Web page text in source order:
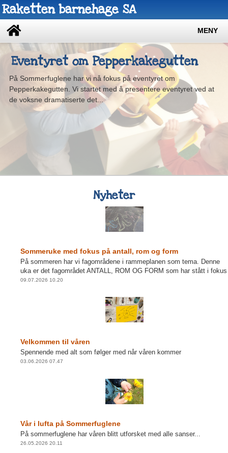
Raketten barnehage SA
MENY
Eventyret om Pepperkakegutten
På Sommerfuglene har vi nå fokus på eventyret om
Pepperkakegutten. Vi startet med å presentere eventyret ved at
de voksne dramatiserte det...
Nyheter
Sommeruke med fokus på antall, rom og form
På sommeren har vi fagområdene i rammeplanen som tema. Denne
uka er det fagområdet ANTALL, ROM OG FORM som har stått i fokus
09.07.2026 10.20
Velkommen til våren
Spennende med alt som følger med når våren kommer
03.06.2026 07.47
Vår i lufta på Sommerfuglene
På sommerfuglene har våren blitt utforsket med alle sanser...
26.05.2026 20.11